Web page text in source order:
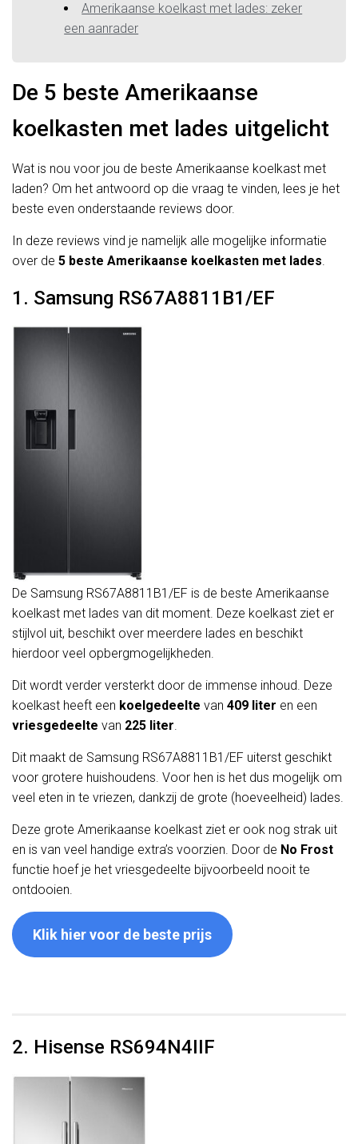
Amerikaanse koelkast met lades: zeker
een aanrader
De 5 beste Amerikaanse
koelkasten met lades uitgelicht
Wat is nou voor jou de beste Amerikaanse koelkast met
laden? Om het antwoord op die vraag te vinden, lees je het
beste even onderstaande reviews door.
In deze reviews vind je namelijk alle mogelijke informatie
over de 5 beste Amerikaanse koelkasten met lades.
1. Samsung RS67A8811B1/EF
De Samsung RS67A8811B1/EF is de beste Amerikaanse
koelkast met lades van dit moment. Deze koelkast ziet er
stijlvol uit, beschikt over meerdere lades en beschikt
hierdoor veel opbergmogelijkheden.
Dit wordt verder versterkt door de immense inhoud. Deze
koelkast heeft een koelgedeelte van 409 liter en een
vriesgedeelte van 225 liter.
Dit maakt de Samsung RS67A8811B1/EF uiterst geschikt
voor grotere huishoudens. Voor hen is het dus mogelijk om
veel eten in te vriezen, dankzij de grote (hoeveelheid) lades.
Deze grote Amerikaanse koelkast ziet er ook nog strak uit
en is van veel handige extra’s voorzien. Door de No Frost
functie hoef je het vriesgedeelte bijvoorbeeld nooit te
ontdooien.
Klik hier voor de beste prijs
2. Hisense RS694N4IIF